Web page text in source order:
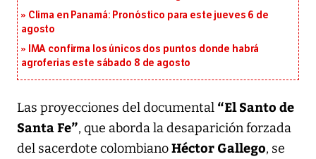
Clima en Panamá: Pronóstico para este jueves 6 de
agosto
IMA confirma los únicos dos puntos donde habrá
agroferias este sábado 8 de agosto
Las proyecciones del documental “El Santo de
Santa Fe”, que aborda la desaparición forzada
del sacerdote colombianoHéctor Gallego, se